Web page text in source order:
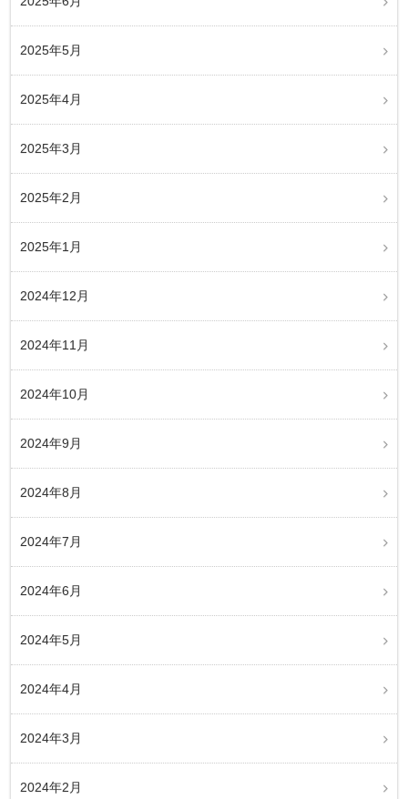
2025年5月
2025年4月
2025年3月
2025年2月
2025年1月
2024年12月
2024年11月
2024年10月
2024年9月
2024年8月
2024年7月
2024年6月
2024年5月
2024年4月
2024年3月
2024年2月